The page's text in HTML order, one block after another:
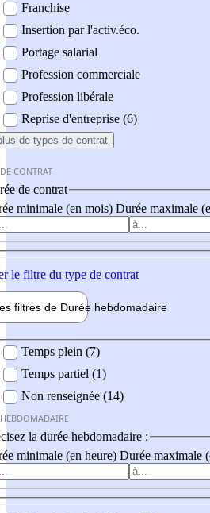
Franchise
Insertion par l'activ.éco.
Portage salarial
Profession commerciale
Profession libérale
Reprise d'entreprise (6)
de types de contrat
CONTRAT
de contrat
minimale (en mois) Durée maximale
le filtre du type de contrat
filtres de Durée hebdomadaire
Temps plein (7)
Temps partiel (1)
Non renseignée (14)
la durée hebdomadaire :
minimale (en heure) Durée maximale